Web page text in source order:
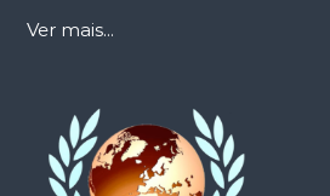
Ver mais...